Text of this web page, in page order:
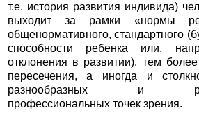
т.е. история развития индивида)
выходит за рамки «нормы
общенормативного, стандартного
способности ребенка или,
отклонения в развитии), тем более
пересечения, а иногда и
разнообразных и
профессиональных точек зрения.